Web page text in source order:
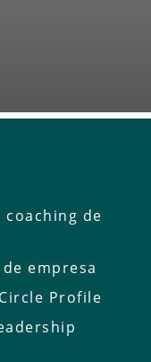
coaching de
empresa
Profile